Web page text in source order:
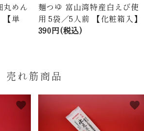
丸めん
単
麺つゆ 富山湾特産白えび使
用 5袋／5人前 【化粧箱入】
390円(税込)
売れ筋商品
favorite favorite